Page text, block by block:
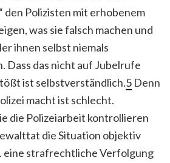
den Polizisten mit erhobenem
was sie falsch machen und
ihnen selbst niemals
Dass das nicht auf Jubelrufe
ist selbstverständlich.5 Denn
macht ist schlecht.
die Polizeiarbeit kontrollieren
die Situation objektiv
eine strafrechtliche Verfolgung